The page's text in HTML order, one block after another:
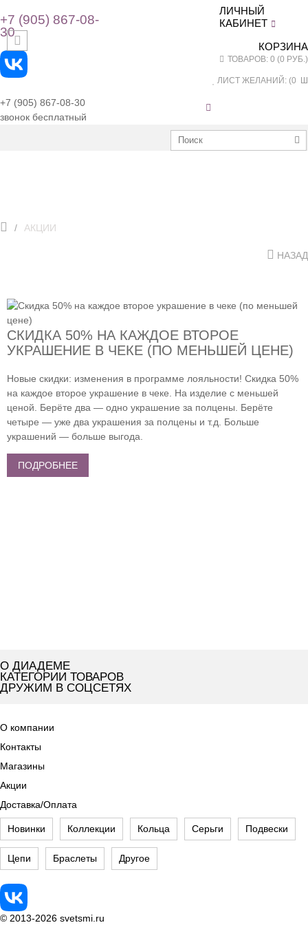
+7 (905) 867-08-
30
ЛИЧНЫЙ
КАБИНЕТ
КОРЗИНА
ТОВАРОВ: 0 (0 РУБ.)
ЛИСТ ЖЕЛАНИЙ: (0
+7 (905) 867-08-30
звонок бесплатный
АКЦИИ
НАЗАД
СКИДКА 50% НА КАЖДОЕ ВТОРОЕ
УКРАШЕНИЕ В ЧЕКЕ (ПО МЕНЬШЕЙ ЦЕНЕ)
Новые скидки: изменения в программе лояльности! Скидка 50%
на каждое второе украшение в чеке. На изделие с меньшей
ценой. Берёте два — одно украшение за полцены. Берёте
четыре — уже два украшения за полцены и т.д. Больше
украшений — больше выгода.
ПОДРОБНЕЕ
О ДИАДЕМЕ
КАТЕГОРИИ ТОВАРОВ
ДРУЖИМ В СОЦСЕТЯХ
О компании
Контакты
Магазины
Акции
Доставка/Оплата
Новинки Коллекции Кольца Серьги Подвески
Цепи Браслеты Другое
© 2013-2026 svetsmi.ru